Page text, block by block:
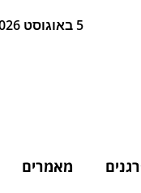
5 באוגוסט 2026 22:10
מאמרים